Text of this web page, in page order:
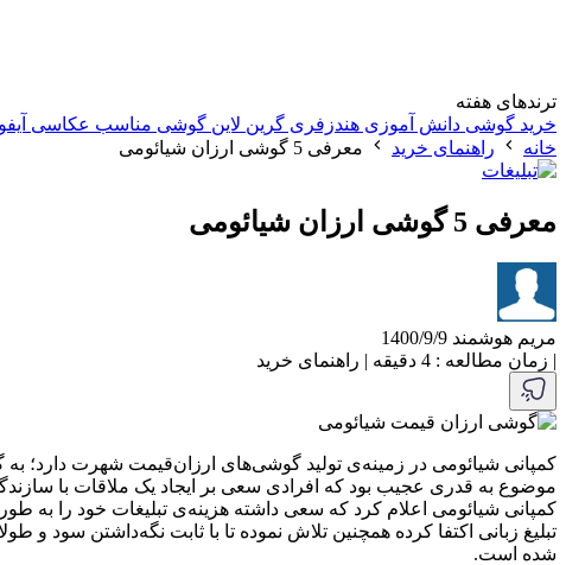
ترندهای هفته
خرید گوشی دانش آموزی هندزفری گرین لاین گوشی مناسب عکاسی
خانه
راهنمای خرید معرفی 5 گوشی ارزان شیائومی
معرفی 5 گوشی ارزان شیائومی
مریم هوشمند 1400/9/9
| زمان مطالعه : 4 دقیقه | راهنمای خرید
کمپانی شیائومی در زمینه‌ی تولید گوشی‌های ارزان‌قیمت شهرت دارد؛
موضوع به قدری عجیب بود که افرادی سعی بر ایجاد یک ملاقات با
کمپانی شیائومی اعلام کرد که سعی داشته هزینه‌ی تبلیغات خود را به
تبلیغ زبانی اکتفا کرده همچنین تلاش نموده تا با ثابت نگه‌داشتن
شده است.